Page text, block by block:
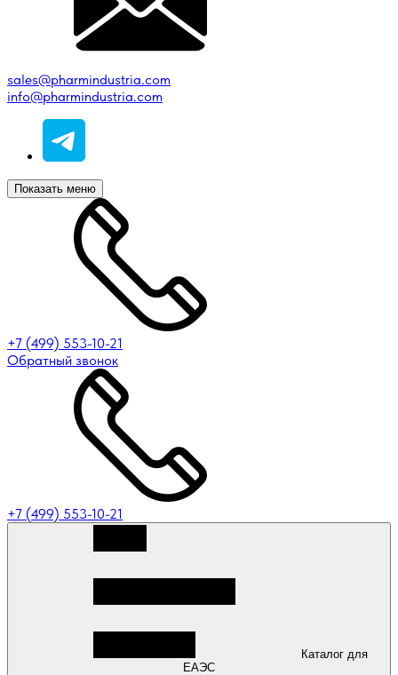
sales@pharmindustria.com
info@pharmindustria.com
Показать меню
+7 (499) 553-10-21
Обратный звонок
+7 (499) 553-10-21
ЕАЭС